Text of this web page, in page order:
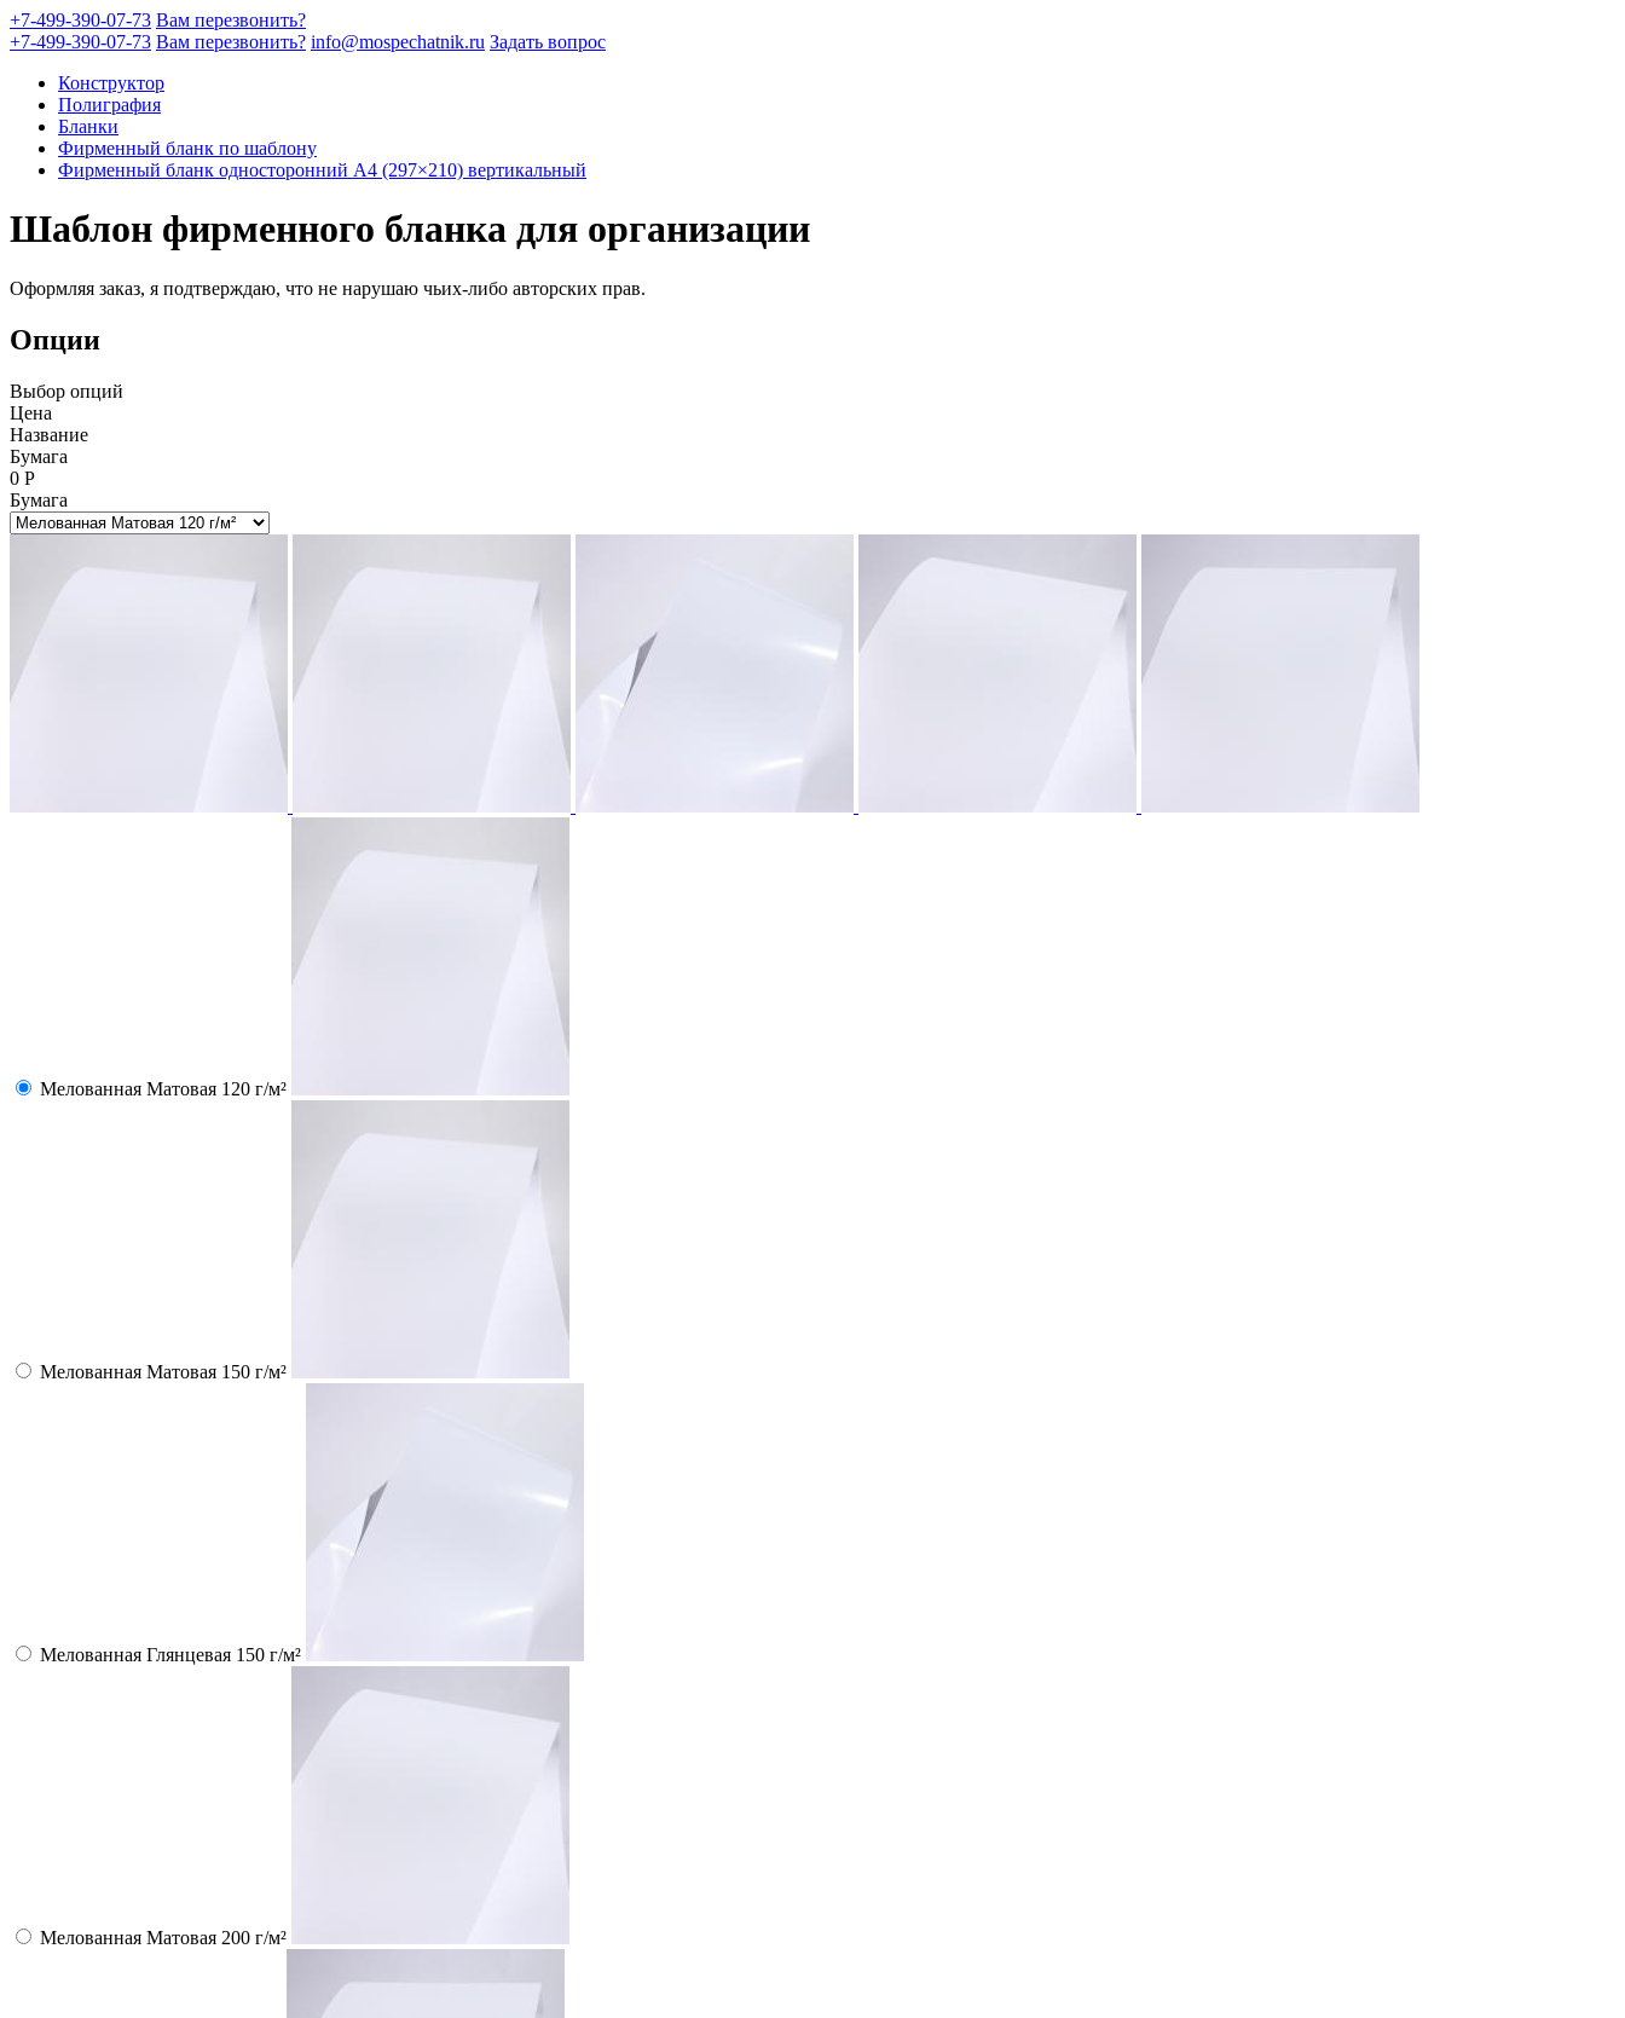
+7-499-390-07-73 Вам перезвонить?
+7-499-390-07-73 Вам перезвонить? info@mospechatnik.ru Задать вопрос
Конструктор
Полиграфия
Бланки
Фирменный бланк по шаблону
Фирменный бланк односторонний A4 (297×210) вертикальный
Шаблон фирменного бланка для организации
Оформляя заказ, я подтверждаю, что не нарушаю чьих-либо авторских прав.
Опции
Выбор опций
Цена
Название
Бумага
0 Р
Бумага
Мелованная Матовая 120 г/м²
Мелованная Матовая 150 г/м²
Мелованная Глянцевая 150 г/м²
Мелованная Матовая 200 г/м²